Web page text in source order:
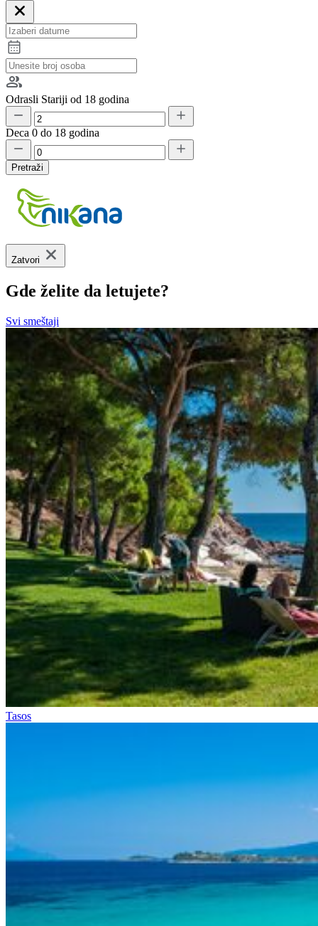
Odrasli Stariji od 18 godina
Deca 0 do 18 godina
Pretraži
Zatvori
Gde želite da letujete?
Svi smeštaji
Tasos